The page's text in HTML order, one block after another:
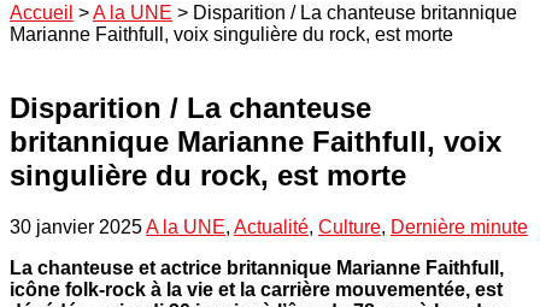
Accueil >A la UNE > Disparition / La chanteuse britannique
Marianne Faithfull, voix singulière du rock, est morte
Disparition / La chanteuse
britannique Marianne Faithfull, voix
singulière du rock, est morte
30 janvier 2025A la UNE, Actualité, Culture, Dernière minute
La chanteuse et actrice britannique Marianne Faithfull,
icône folk-rock à la vie et la carrière mouvementée, est